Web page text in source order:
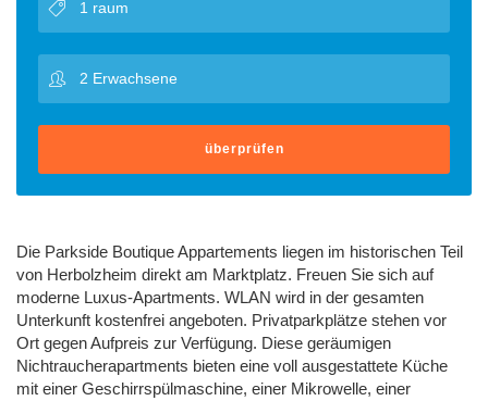
überprüfen
Die Parkside Boutique Appartements liegen im historischen Teil
von Herbolzheim direkt am Marktplatz. Freuen Sie sich auf
moderne Luxus-Apartments. WLAN wird in der gesamten
Unterkunft kostenfrei angeboten. Privatparkplätze stehen vor
Ort gegen Aufpreis zur Verfügung. Diese geräumigen
Nichtraucherapartments bieten eine voll ausgestattete Küche
mit einer Geschirrspülmaschine, einer Mikrowelle, einer